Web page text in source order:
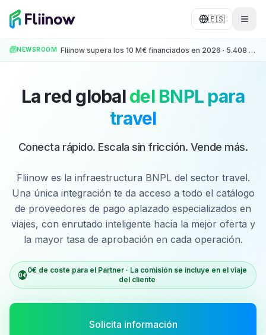
Saltar al contenido principal
🇪🇸
NEWSROOM Fliinow supera los 10 M€ financiados en 2026 · 5.408 operaciones · +500 Partners
La red globaldel BNPL para
travel
Conecta rápido. Escala sin fricción. Vende más.
Fliinow es la infraestructura BNPL del sector travel.
Una única integración te da acceso a todo el catálogo
de proveedores de pago aplazado especializados en
viajes, con enrutado inteligente hacia la mejor oferta y
la mayor tasa de aprobación en cada operación.
0€
0€ de coste para el Partner · La comisión se incluye en el viaje
del cliente
Solicita información